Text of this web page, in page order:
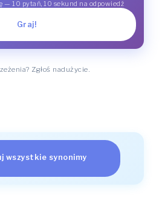
— 10 pytań, 10 sekund na odpowiedź
Graj!
Zgłoś nadużycie.
wszystkie synonimy